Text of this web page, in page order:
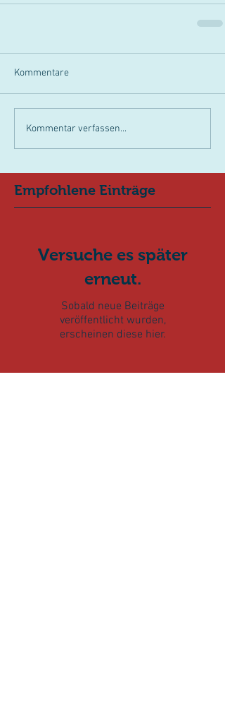
Kommentare
Kommentar verfassen...
Empfohlene Einträge
Versuche es später
erneut.
Sobald neue Beiträge
veröffentlicht wurden,
erscheinen diese hier.